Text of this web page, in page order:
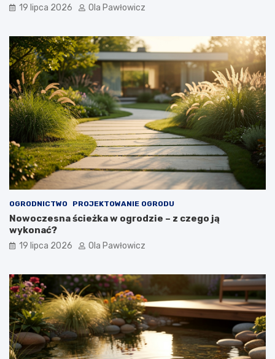
19 lipca 2026 Ola Pawłowicz
OGRODNICTWO PROJEKTOWANIE OGRODU
Nowoczesna ścieżka w ogrodzie – z czego ją
wykonać?
19 lipca 2026 Ola Pawłowicz